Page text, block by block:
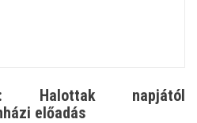
Halottak napjától
előadás